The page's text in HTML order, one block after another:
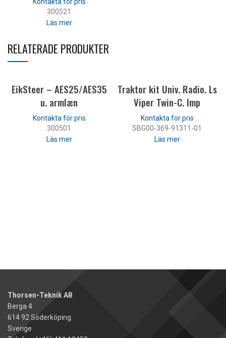
300521
Läs mer
RELATERADE PRODUKTER
EikSteer – AES25/AES35
u. armlæn
300501
Läs mer
Traktor kit Univ. Radio. Ls
Viper Twin-C. Imp
SBG00-369-91311-01
Läs mer
Thorsen-Teknik AB
Berga 4
614 92 Söderköping
Sverige